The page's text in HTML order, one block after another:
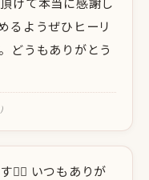
るようぜひヒーリ
どうもありがとう
🙇‍♀️ いつもありが